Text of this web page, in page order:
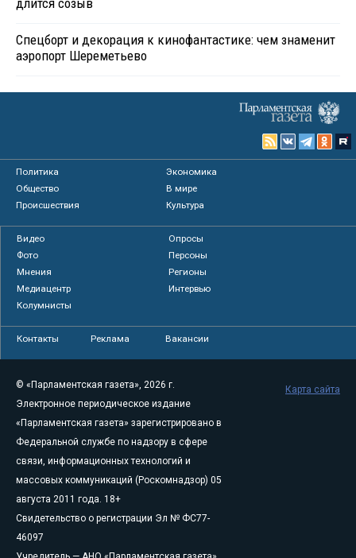
Спецборт и декорация к кинофантастике: чем знаменит
аэропорт Шереметьево
Политика
Экономика
Общество
В мире
Происшествия
Культура
Видео
Опросы
Фото
Персоны
Мнения
Регионы
Медиацентр
Интервью
Колумнисты
Контакты Реклама Вакансии
© «Парламентская газета», 2026 г.
Электронное периодическое издание
«Парламентская газета» зарегистрировано в
Федеральной службе по надзору в сфере
связи, информационных технологий и
массовых коммуникаций (Роскомнадзор) 05
августа 2011 года. 18+
Свидетельство о регистрации Эл № ФС77-
46097
Карта сайта